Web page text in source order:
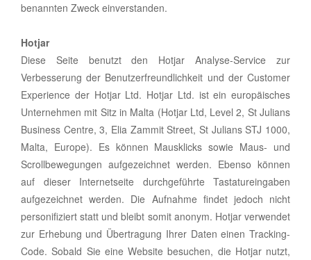
benannten Zweck einverstanden.
Hotjar
Diese Seite benutzt den Hotjar Analyse-Service zur
Verbesserung der Benutzerfreundlichkeit und der Customer
Experience der Hotjar Ltd. Hotjar Ltd. ist ein europäisches
Unternehmen mit Sitz in Malta (Hotjar Ltd, Level 2, St Julians
Business Centre, 3, Elia Zammit Street, St Julians STJ 1000,
Malta, Europe). Es können Mausklicks sowie Maus- und
Scrollbewegungen aufgezeichnet werden. Ebenso können
auf dieser Internetseite durchgeführte Tastatureingaben
aufgezeichnet werden. Die Aufnahme findet jedoch nicht
personifiziert statt und bleibt somit anonym. Hotjar verwendet
zur Erhebung und Übertragung Ihrer Daten einen Tracking-
Code. Sobald Sie eine Website besuchen, die Hotjar nutzt,